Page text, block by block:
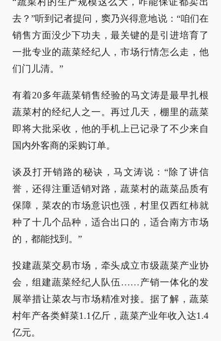
去？”听到记者提问，窦乃兴得意地说：“咱们在
销售方面没少下功夫，最关键的是引进培育了
一批专业的蔬菜经纪人，市场行情怎么走，他
们门儿清。”
有着20多年蔬菜销售经验的马文涛是最早扎根
蔬菜村的经纪人之一。再过几天，棚里的蔬菜
即将大批采收，他的手机上已记录了不少来自
国内外客商的采购订单。
谈及打开销路的秘诀，马文涛说：“除了讲信
誉，还得注重适销对路，蔬菜村的蔬菜品质有
保障，菜农的市场意识也强，村里仅西红柿就
种了十几个品种，适合出口的，适合南方市场
的，都能找到。”
投建蔬菜交易市场，牵头成立市级蔬菜产业协
会，组建蔬菜经纪人队伍……产销一体化的发
展举措让菜农与市场精准对接。据了解，蔬菜
村年产各类鲜菜1.1亿斤，蔬菜产业年收入达1.4
亿元。